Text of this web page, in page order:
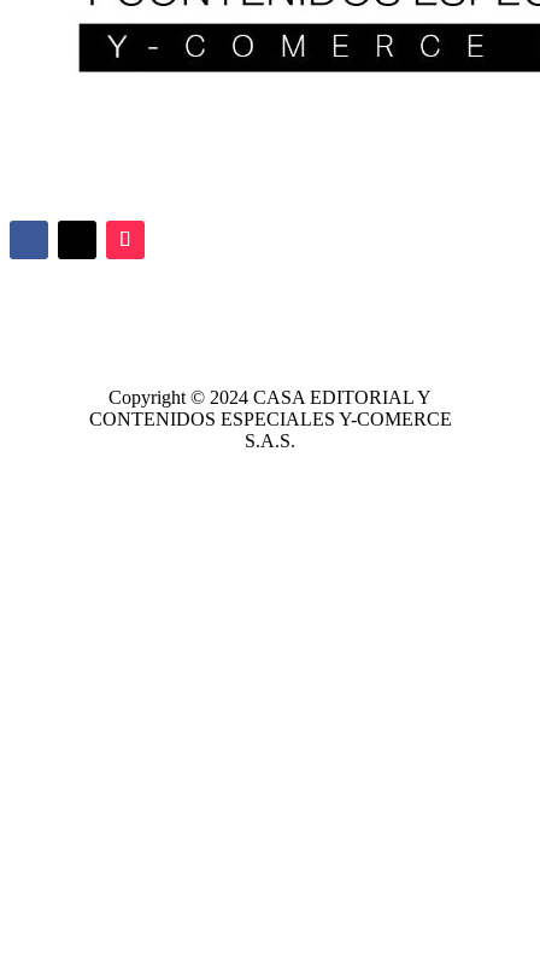
Copyright © 2024 CASA EDITORIALY
CONTENIDOS ESPECIALES Y-COMERCE
S.A.S.